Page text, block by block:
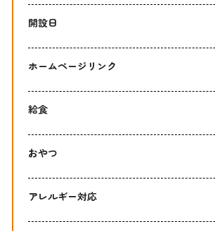
開設日
ホームページリンク
給食
おやつ
アレルギー対応